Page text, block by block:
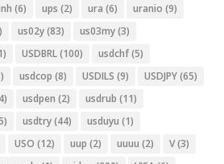
(6) ups (2) ura (6) uranio (9)
us02y(83) us03my(3)
USDBRL(100) usdchf(5)
usdcop (8) USDILS (9) USDJPY(65)
usdpen (2) usdrub (11)
usdtry(44) usduyu (1)
USO (12) uup (2) uuuu (2) V(3)